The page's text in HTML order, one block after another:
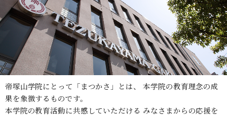
帝塚⼭学院にとって「まつかさ」とは、
本学院の教育理念の成
果を象徴するものです。
本学院の教育活動に共感していただける みなさまからの応援を